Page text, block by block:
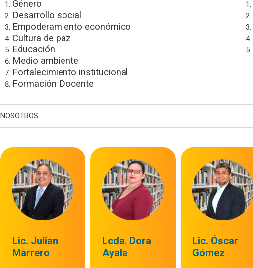
Género
Desarrollo social
Empoderamiento económico
Cultura de paz
Educación
Medio ambiente
Fortalecimiento institucional
Formación Docente
NOSOTROS
Lic. Julian
Marrero
Lcda. Dora
Ayala
Lic. Óscar
Gómez